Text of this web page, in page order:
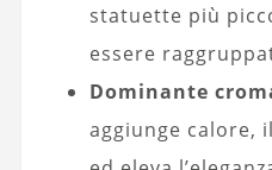
statuette più
essere
Dominante
aggiunge calore,